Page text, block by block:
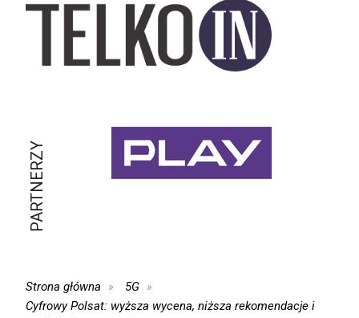
PARTNERZY
Strona główna
5G
Cyfrowy Polsat: wyższa wycena, niższa rekomendacje i